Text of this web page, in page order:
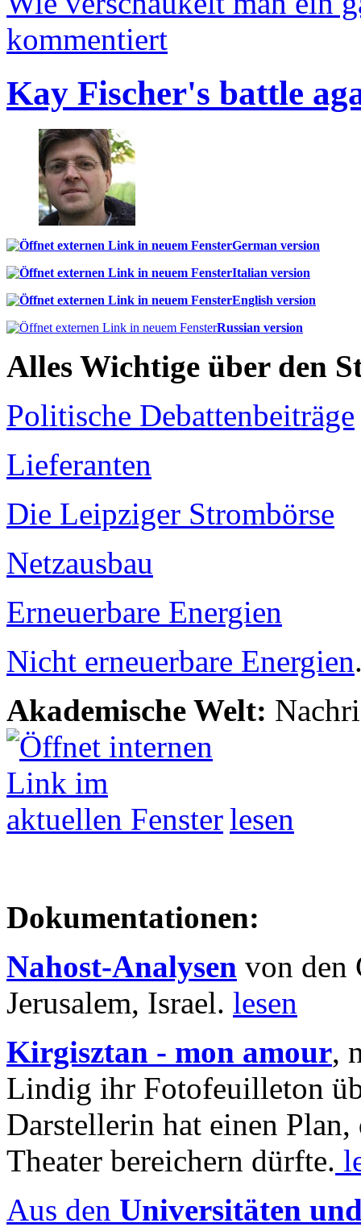
kommentiert
Kay Fischer's battle
German version
Italian version
English version
Russian version
Alles Wichtige über den
Politische Debattenbeiträge
Lieferanten
Die Leipziger Strombörse
Netzausbau
Erneuerbare Energien
Nicht erneuerbare Energien
Akademische Welt:
lesen
Dokumentationen:
Nahost-Analysen von den
Jerusalem, Israel. lesen
Kirgisztan - mon amour,
Lindig ihr Fotofeuilleton
Darstellerin hat einen Plan,
Theater bereichern dürfte.
Aus den Universitäten